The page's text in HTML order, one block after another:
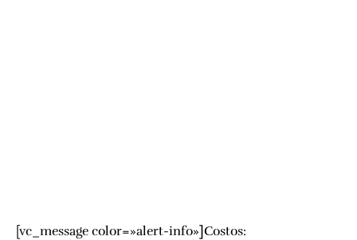
[vc_message color=»alert-info»]Costos: